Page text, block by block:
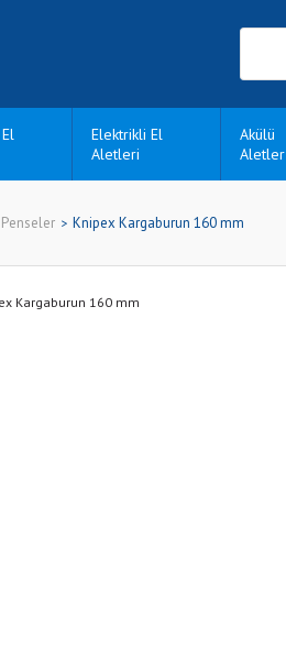
Elektrikli El
Aletleri
Akülü
Aletler
Penseler Knipex Kargaburun 160 mm